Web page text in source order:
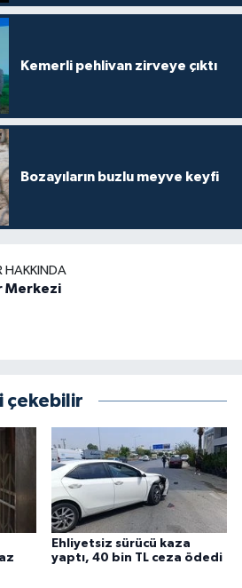
Kemerli pehlivan zirveye çıktı
Bozayıların buzlu meyve keyfi
HAKKINDA
Merkezi
çekebilir
Ehliyetsiz sürücü kaza
yaptı, 40 bin TL ceza ödedi